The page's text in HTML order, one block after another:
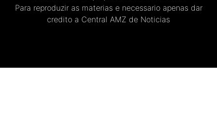
Para reproduzir as materias e necessario apenas dar
credito a Central AMZ de Noticias